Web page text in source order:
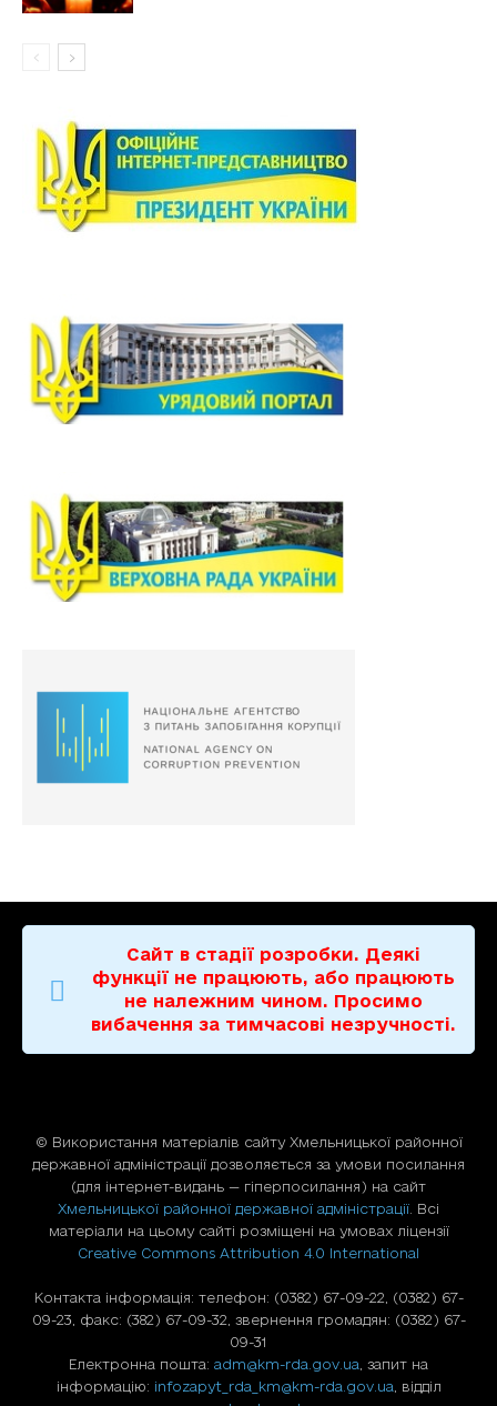
Сайт в стадії розробки. Деякі
функції не працюють, або працюють
не належним чином. Просимо
вибачення за тимчасові незручності.
© Використання матерiалiв сайту Хмельницької районної
державної адміністрації дозволяється за умови посилання
(для iнтернет-видань — гiперпосилання) на сайт
Хмельницької районної державної адміністрації . Всі
матеріали на цьому сайті розміщені на умовах ліцензії
Creative Commons Attribution 4.0 International
Контакта інформація: телефон: (0382) 67-09-22, (0382) 67-
09-23, факс: (382) 67-09-32, звернення громадян: (0382) 67-
09-31
Електронна пошта: adm@km-rda.gov.ua , запит на
інформацію: infozapyt_rda_km@km-rda.gov.ua , відділ